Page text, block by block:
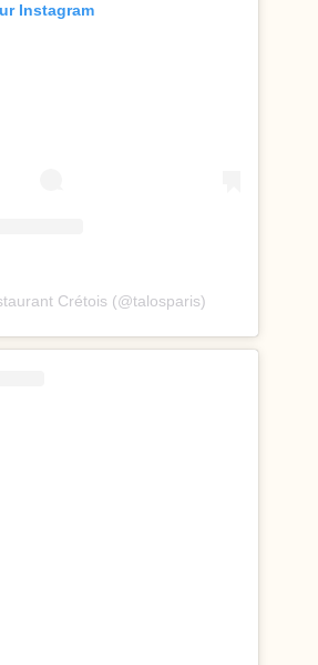
Instagram
Crétois (@talosparis)